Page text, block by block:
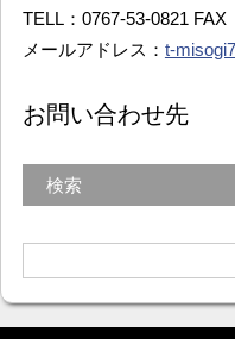
TELL：0767-53-0821 FAX
メールアドレス： t-
お問い合わせ先
検索